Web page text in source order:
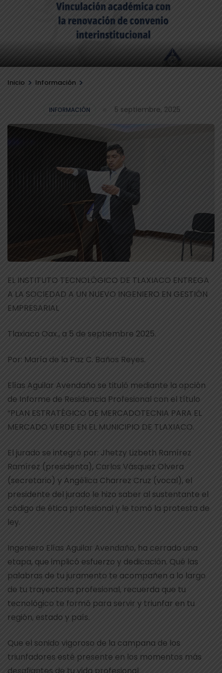
Inicio > Información >
INFORMACIÓN 5 septiembre, 2025
EL INSTITUTO TECNOLÓGICO DE TLAXIACO ENTREGA
A LA SOCIEDAD A UN NUEVO INGENIERO EN GESTIÓN
EMPRESARIAL
Tlaxiaco Oax., a 5 de septiembre 2025.
Por: María de la Paz C. Baños Reyes.
Elías Aguilar Avendaño se tituló mediante la opción
de Informe de Residencia Profesional con el título
“PLAN ESTRATÉGICO DE MERCADOTECNIA PARA EL
MERCADO VERDE EN EL MUNICIPIO DE TLAXIACO.
El jurado se integró por: Jhetzy Lizbeth Ramírez
Ramírez (presidenta), Carlos Vásquez Olvera
(secretario) y Angélica Charrez Cruz (vocal), el
presidente del jurado le hizo saber al sustentante el
código de ética profesional y le tomó la protesta de
ley.
Ingeniero Elías Aguilar Avendaño, ha cerrado una
etapa, que implicó esfuerzo y dedicación. Qué las
palabras de tu juramento te acompañen a lo largo
de tu trayectoria profesional, recuerda que tu
tecnológico te formó para servir y triunfar en tu
región, estado y país.
Que el sonido vigoroso de la campana de los
triunfadores esté presente en los momentos más
desafiantes de tu vida profesional.